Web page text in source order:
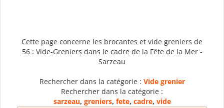
Cette page concerne les brocantes et vide greniers de
56 : Vide-Greniers dans le cadre de la Fête de la Mer -
Sarzeau
Rechercher dans la catégorie : Vide grenier
Rechercher dans la catégorie :
sarzeau, greniers, fete, cadre, vide